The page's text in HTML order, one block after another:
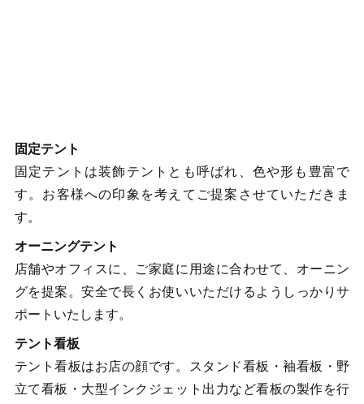
固定テント
固定テントは装飾テントとも呼ばれ、色や形も豊富で
す。お客様への印象を考えてご提案させていただきま
す。
オーニングテント
店舗やオフィスに、ご家庭に用途に合わせて、オーニン
グを提案。安全で長くお使いいただけるようしっかりサ
ポートいたします。
テント看板
テント看板はお店の顔です。スタンド看板・袖看板・野
立て看板・大型インクジェット出力など看板の製作を行